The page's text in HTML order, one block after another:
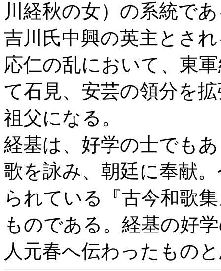
川経秋の女）の系統で
吉川氏中興の英主とさ
応仁の乱において、東
て石見、安芸の領分を
祖父になる。
経基は、好学の士でも
歌を詠み、朝廷に奉献
られている『古今和歌
ものである。経基の好
人元春へ伝わったもの